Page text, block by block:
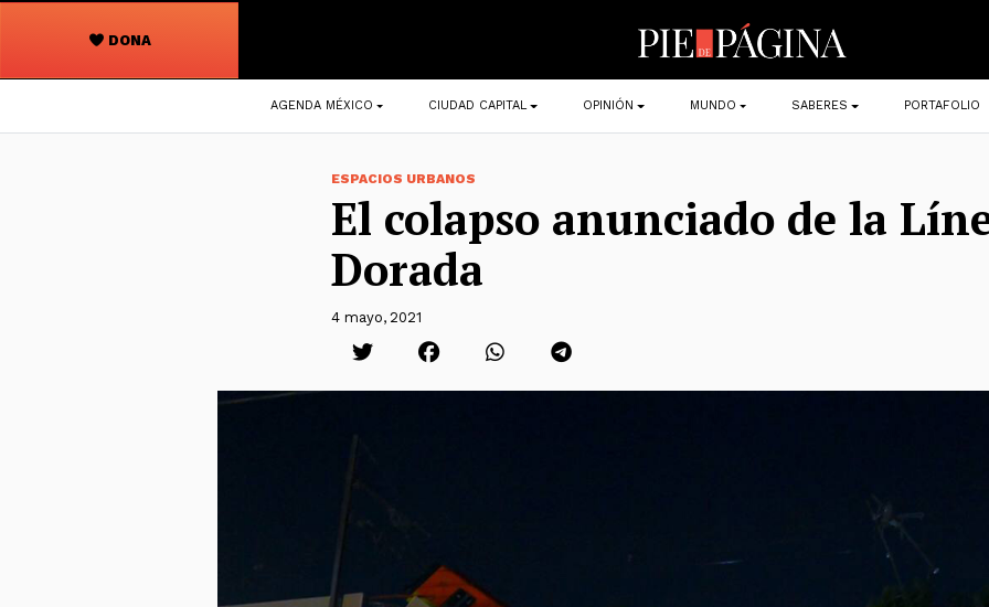
DONA
Navegación
principal
AGENDA MÉXICO CIUDAD CAPITAL OPINIÓN MUNDO SABERES PORTAFOLIO
ESPACIOS URBANOS
El colapso anunciado de la
Dorada
4 mayo, 2021